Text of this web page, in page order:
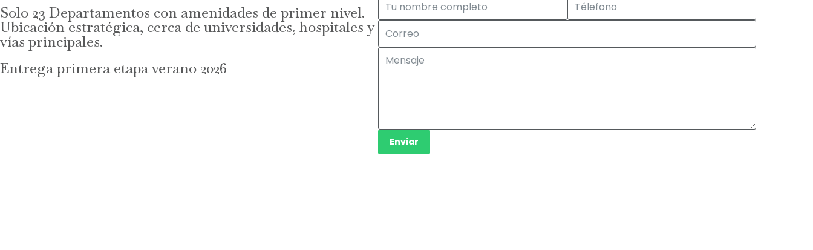
Solo 23 Departamentos con amenidades de primer nivel.
Ubicación estratégica, cerca de universidades, hospitales y
vías principales.
Entrega primera etapa verano 2026
Enviar